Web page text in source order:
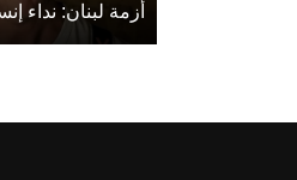
أزمة لبنان: نداء